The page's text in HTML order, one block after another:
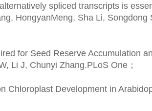
spliced transcripts is
HongyanMeng, Sha Li, Songdong
for Seed Reserve Accumulation
Li J, Chunyi Zhang.PLoS One ；
Chloroplast Development in